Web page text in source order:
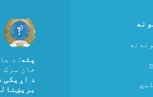
پته : د
خان سرک
د اړیکی